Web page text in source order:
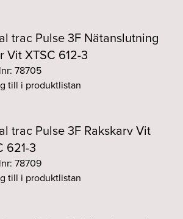
trac Pulse 3F Nätanslutning
Vit XTSC 612-3
78705
till i produktlistan
trac Pulse 3F Rakskarv Vit
621-3
78709
till i produktlistan